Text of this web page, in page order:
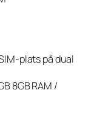
plats på dual
8GB RAM /